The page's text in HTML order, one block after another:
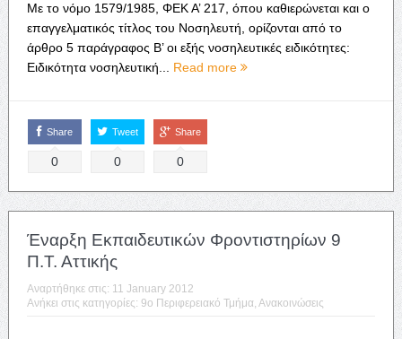
Με το νόμο 1579/1985, ΦΕΚ Α’ 217, όπου καθιερώνεται και ο
επαγγελματικός τίτλος του Νοσηλευτή, ορίζονται από το
άρθρο 5 παράγραφος Β’ οι εξής νοσηλευτικές ειδικότητες:
Ειδικότητα νοσηλευτική... Read more
Share
0
Tweet
0
Share
0
Έναρξη Εκπαιδευτικών Φροντιστηρίων 9
Π.Τ. Αττικής
Αναρτήθηκε στις: 11 January 2012
Ανήκει στις κατηγορίες: 9o Περιφερειακό Τμήμα, Ανακοινώσεις